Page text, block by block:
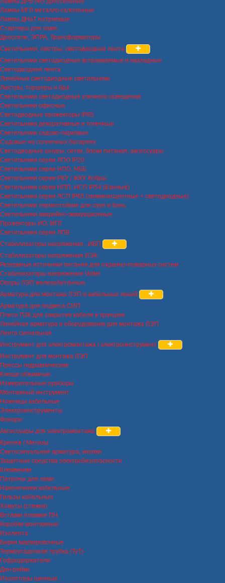
Лампы МГЛ металло-галогенные
Лампы ДНаТ натриевые
Стартеры для ламп
Дроссели, ЭПРА, Трансформаторы
Светильники, люстры, светодиодная лента
Светильники светодиодные встраиваемые и накладные
Светодиодная лента
Линейные светодиодные светильники
Люстры, торшеры и бра
Светильники светодиодные уличного освещения
Светильники офисные
Светодиодные прожекторы IP65
Светильники декоративные и точечные
Светильники садово-парковые
Садовые на солнечных батареях
Светодиодные шнуры, сетки, блоки питания, аксессуары
Светильники серии ЛПО IP20
Светильники серии НПО, НББ
Светильники серии РКУ / ЖКУ Кобры
Светильники серии НПП, НСП IP54 (Банные)
Светильники серии ЛСП IP65 (люминисцентные + светодиодные)
Светильники термостойкие для саун и бань
Светильники аварийно-эвакуационные
Прожекторы ИО, МГЛ
Светильники серии ЛПБ
Стабилизаторы напряжения , ИБП
Стабилизаторы напряжения ИЭК
Резервные источники питания для охранно-пожарных систем
Стабилизаторы напряжения Volter
Опоры ЛЭП железобетонные
Арматура для монтажа ЛЭП и кабельных линий
Арматура для подвеса СИП
Плита ПЗК для закрытия кабеля в траншее
Линейная арматура и оборудование для монтажа ЛЭП
Лента сигнальная
Инструмент для электромонтажа / электроинструмент
Инструмент для монтажа ЛЭП
Прессы гидравлические
Клещи обжимные
Измерительные приборы
Монтажный инструмент
Ножницы кабельные
Электроинструменты
Фонари
Аксессуары для электромонтажа
Крепеж / Метизы
Светосигнальная арматура, кнопки
Защитные средства электробезопасности
Клеммники
Патроны для ламп
Наконечники кабельные
Гильзы кабельные
Хомуты (стяжки)
Вставки плавкие ПН
Коробки монтажные
Изолента
Бирки маркировочные
Термоусадочная трубка (ТуТ)
Гофродержатели
Дин-рейки
Изоляторы шинные